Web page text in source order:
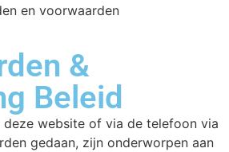
en voorwaarden
&
Beleid
deze website of via de telefoon via
gedaan, zijn onderworpen aan